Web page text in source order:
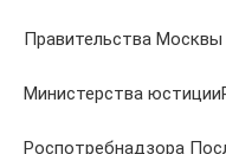
Правительства Москвы
Министерства
Роспотребнадзора